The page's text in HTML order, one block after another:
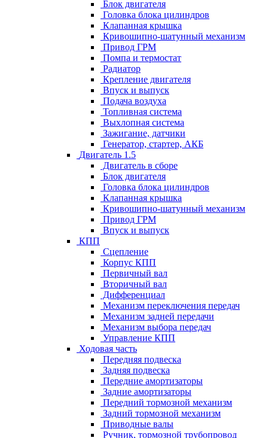
Блок двигателя
Головка блока цилиндров
Клапанная крышка
Кривошипно-шатунный механизм
Привод ГРМ
Помпа и термостат
Радиатор
Крепление двигателя
Впуск и выпуск
Подача воздуха
Топливная система
Выхлопная система
Зажигание, датчики
Генератор, стартер, АКБ
Двигатель 1.5
Двигатель в сборе
Блок двигателя
Головка блока цилиндров
Клапанная крышка
Кривошипно-шатунный механизм
Привод ГРМ
Впуск и выпуск
КПП
Сцепление
Корпус КПП
Первичный вал
Вторичный вал
Дифференциал
Механизм переключения передач
Механизм задней передачи
Механизм выбора передач
Управление КПП
Ходовая часть
Передняя подвеска
Задняя подвеска
Передние амортизаторы
Задние амортизаторы
Передний тормозной механизм
Задний тормозной механизм
Приводные валы
Ручник, тормозной трубопровод